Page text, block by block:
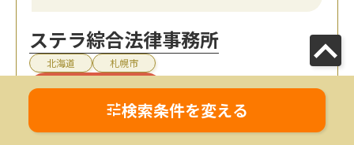
ステラ綜合法律事務所
北海道 札幌市
初回相談無料
オンライン面談可 LINEでの予約可
電話相談可
来所不要
女性弁護士在籍 19時以降TEL可
検索条件を変える